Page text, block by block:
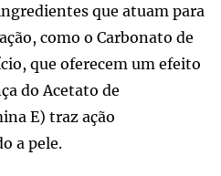
que atuam para
como o Carbonato de
que oferecem um efeito
do Acetato de
E) traz ação
a pele.